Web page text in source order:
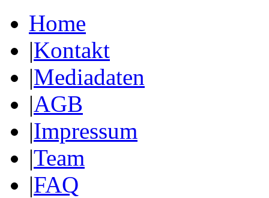
Home
|Kontakt
|Mediadaten
|AGB
|Impressum
|Team
|FAQ